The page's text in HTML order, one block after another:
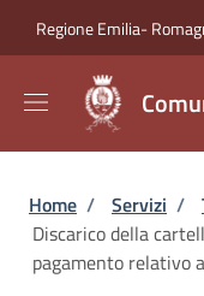
Regione Emilia-
Briciole di
Home / Servizi /
Discarico della
pagamento relativo